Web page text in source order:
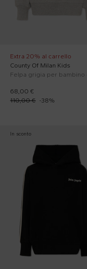
Extra 20% al carrello
County Of Milan Kids
68,00 €
110,00 € -38%
In sconto